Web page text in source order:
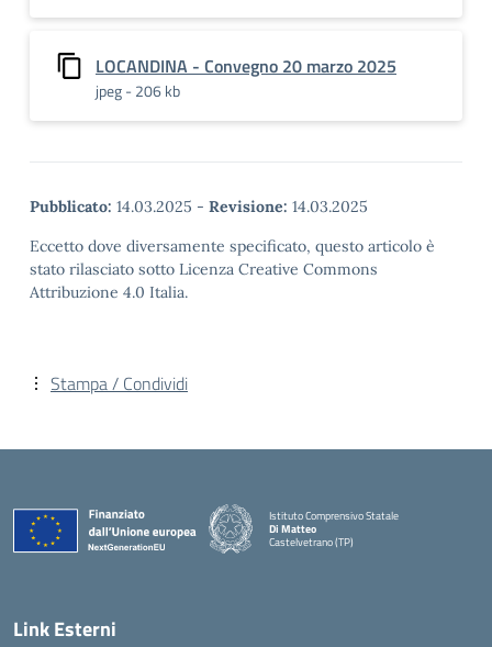
LOCANDINA - Convegno 20 marzo 2025
jpeg - 206 kb
Pubblicato: 14.03.2025 - Revisione: 14.03.2025
Eccetto dove diversamente specificato, questo articolo è
stato rilasciato sotto Licenza Creative Commons
Attribuzione 4.0 Italia.
Stampa / Condividi
Istituto Comprensivo Statale
Di Matteo
Castelvetrano (TP)
Link Esterni